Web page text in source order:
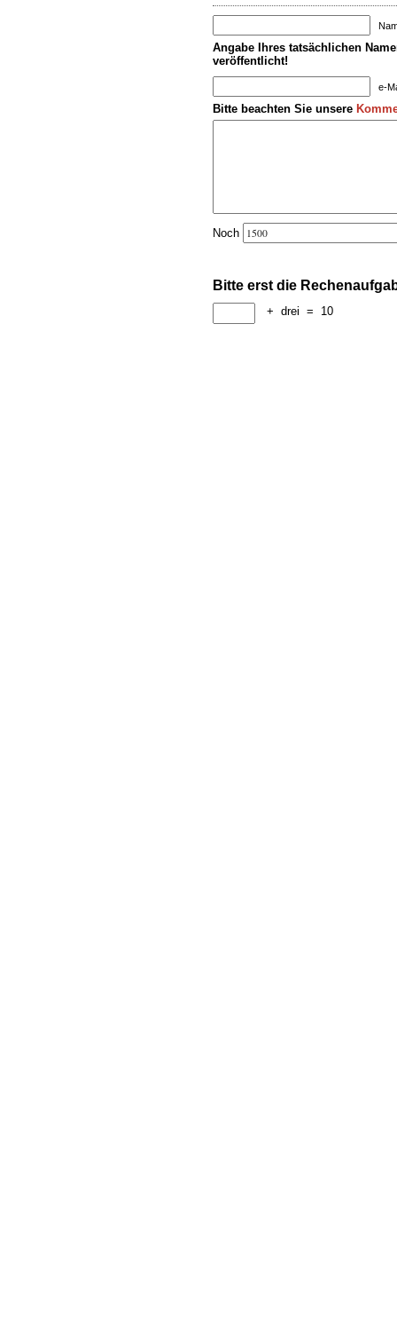
Angabe Ihres tatsächlichen
veröffentlicht!
e-
Bitte beachten Sie unsere
Noch
Bitte erst die
+ drei = 10